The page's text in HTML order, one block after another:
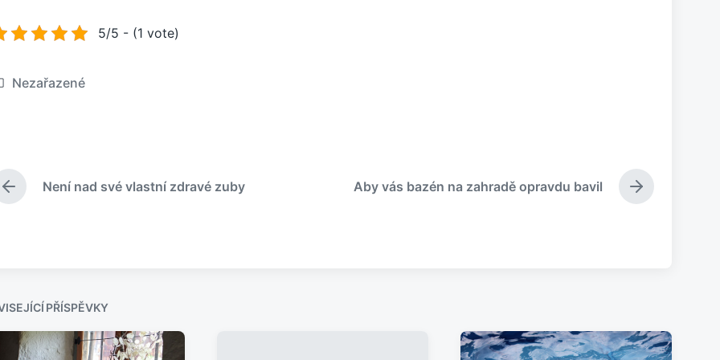
5/5 - (1 vote)
Nezařazené
P
ř
z
Není nad své vlastní zdravé zuby
N
á
c
í
Aby vás bazén na zahradě opravdu bavil
PŘÍSPĚVKY